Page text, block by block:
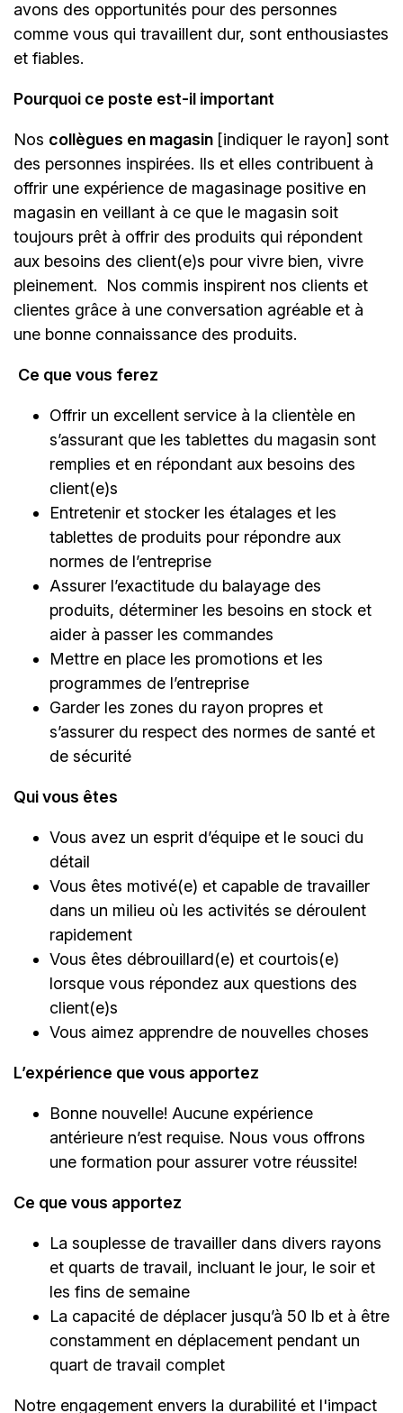
avons des opportunités pour des personnes
comme vous qui travaillent dur, sont enthousiastes
et fiables.
Pourquoi ce poste est-il important
Nos collègues en magasin [indiquer le rayon] sont
des personnes inspirées. Ils et elles contribuent à
offrir une expérience de magasinage positive en
magasin en veillant à ce que le magasin soit
toujours prêt à offrir des produits qui répondent
aux besoins des client(e)s pour vivre bien, vivre
pleinement. Nos commis inspirent nos clients et
clientes grâce à une conversation agréable et à
une bonne connaissance des produits.
Ce que vous ferez
Offrir un excellent service à la clientèle en
s’assurant que les tablettes du magasin sont
remplies et en répondant aux besoins des
client(e)s
Entretenir et stocker les étalages et les
tablettes de produits pour répondre aux
normes de l’entreprise
Assurer l’exactitude du balayage des
produits, déterminer les besoins en stock et
aider à passer les commandes
Mettre en place les promotions et les
programmes de l’entreprise
Garder les zones du rayon propres et
s’assurer du respect des normes de santé et
de sécurité
Qui vous êtes
Vous avez un esprit d’équipe et le souci du
détail
Vous êtes motivé(e) et capable de travailler
dans un milieu où les activités se déroulent
rapidement
Vous êtes débrouillard(e) et courtois(e)
lorsque vous répondez aux questions des
client(e)s
Vous aimez apprendre de nouvelles choses
L’expérience que vous apportez
Bonne nouvelle! Aucune expérience
antérieure n’est requise. Nous vous offrons
une formation pour assurer votre réussite!
Ce que vous apportez
La souplesse de travailler dans divers rayons
et quarts de travail, incluant le jour, le soir et
les fins de semaine
La capacité de déplacer jusqu’à 50 lb et à être
constamment en déplacement pendant un
quart de travail complet
Notre engagement envers la durabilité et l'impact